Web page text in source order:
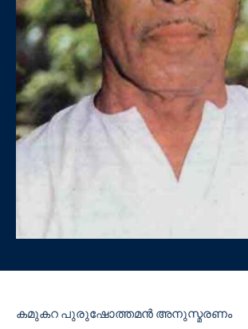
കമുകറ പുരുഷോത്തമൻ അനുസ്മരണം